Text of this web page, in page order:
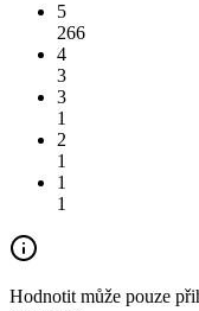
5
266
4
3
3
1
2
1
1
1
Hodnotit může pouze